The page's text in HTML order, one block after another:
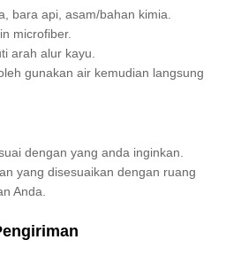
bara api, asam/bahan kimia.
microfiber.
arah alur kayu.
gunakan air kemudian langsung
dengan yang anda inginkan.
yang disesuaikan dengan ruang
Anda.